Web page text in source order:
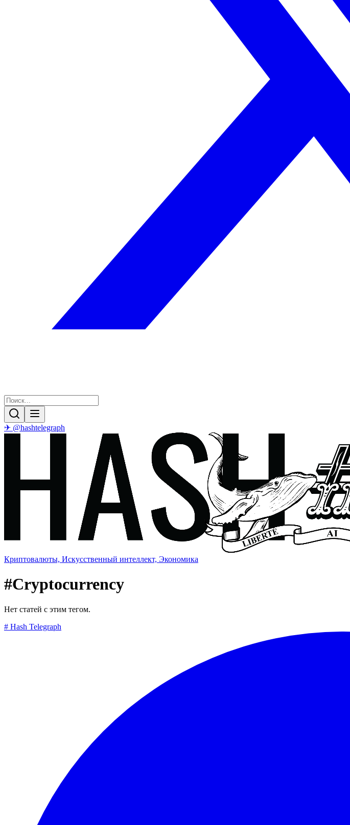
✈ @hashtelegraph
Криптовалюты, Искусственный интеллект, Экономика
#Cryptocurrency
Нет статей с этим тегом.
# Hash Telegraph